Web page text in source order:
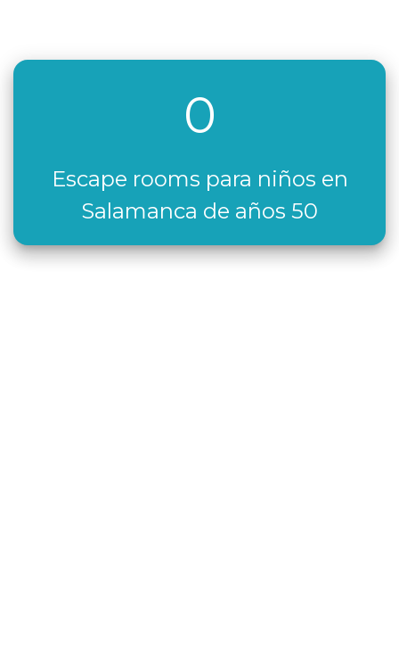
0
Escape rooms para niños en
Salamanca de años 50